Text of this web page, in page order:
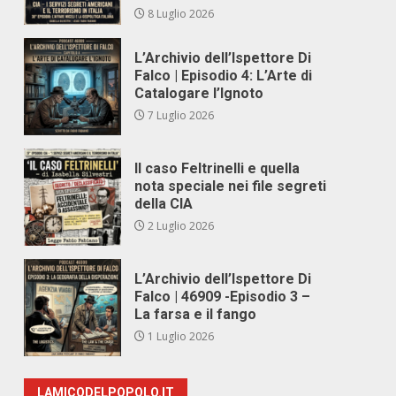
8 Luglio 2026
L’Archivio dell’Ispettore Di
Falco | Episodio 4: L’Arte di
Catalogare l’Ignoto
7 Luglio 2026
Il caso Feltrinelli e quella
nota speciale nei file segreti
della CIA
2 Luglio 2026
L’Archivio dell’Ispettore Di
Falco | 46909 -Episodio 3 –
La farsa e il fango
1 Luglio 2026
LAMICODELPOPOLO.IT